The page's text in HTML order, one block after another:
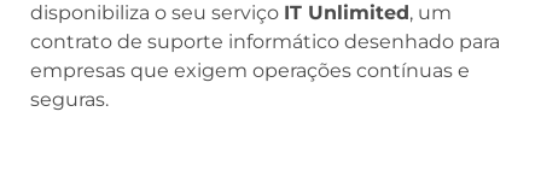
disponibiliza o seu serviço IT Unlimited , um
contrato de suporte informático desenhado para
empresas que exigem operações contínuas e
seguras.